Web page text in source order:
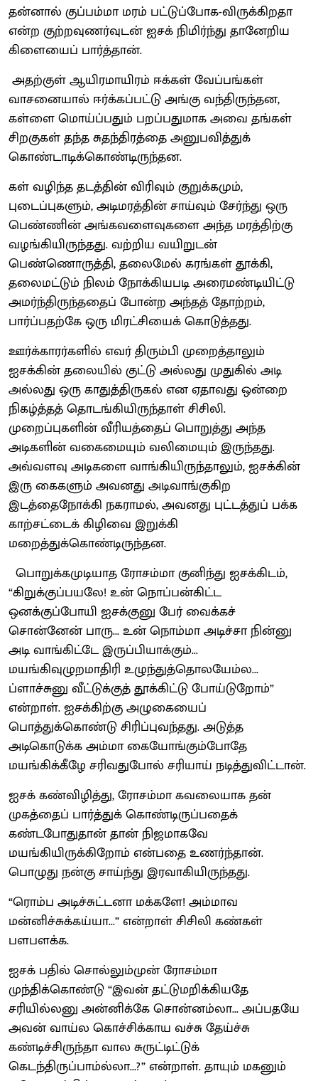
தன்னால் குப்பம்மா மரம் பட்டுப்போக-விருக்கிறதா
என்ற குற்றவுணர்வுடன் ஐசக் நிமிர்ந்து தானேறிய
கிளையைப் பார்த்தான்.
அதற்குள் ஆயிரமாயிரம் ஈக்கள் வேப்பங்கள்
வாசனையால் ஈர்க்கப்பட்டு அங்கு வந்திருந்தன,
கள்ளை மொய்ப்பதும் பறப்பதுமாக அவை தங்கள்
சிறகுகள் தந்த சுதந்திரத்தை அனுபவித்துக்
கொண்டாடிக்கொண்டிருந்தன.
கள் வழிந்த தடத்தின் விரிவும் குறுக்கமும்,
புடைப்புகளும், அடிமரத்தின் சாய்வும் சேர்ந்து ஒரு
பெண்ணின் அங்கவளைவுகளை அந்த மரத்திற்கு
வழங்கியிருந்தது. வற்றிய வயிறுடன்
பெண்ணொருத்தி, தலைமேல் கரங்கள் தூக்கி,
தலைமட்டும் நிலம் நோக்கியபடி அரைமண்டியிட்டு
அமர்ந்திருந்ததைப் போன்ற அந்தத் தோற்றம்,
பார்ப்பதற்கே ஒரு மிரட்சியைக் கொடுத்தது.
ஊர்க்காரர்களில் எவர் திரும்பி முறைத்தாலும்
ஐசக்கின் தலையில் குட்டு அல்லது முதுகில் அடி
அல்லது ஒரு காதுத்திருகல் என ஏதாவது ஒன்றை
நிகழ்த்தத் தொடங்கியிருந்தாள் சிசிலி.
முறைப்புகளின் வீரியத்தைப் பொறுத்து அந்த
அடிகளின் வகைமையும் வலிமையும் இருந்தது.
அவ்வளவு அடிகளை வாங்கியிருந்தாலும், ஐசக்கின்
இரு கைகளும் அவனது அடிவாங்குகிற
இடத்தைநோக்கி நகராமல், அவனது புட்டத்துப் பக்க
காற்சட்டைக் கிழிவை இறுக்கி
மறைத்துக்கொண்டிருந்தன.
பொறுக்கமுடியாத ரோசம்மா குனிந்து ஐசக்கிடம்,
“கிறுக்குப்பயலே! உன் நொப்பன்கிட்ட
ஒனக்குப்போயி ஐசக்குனு பேர் வைக்கச்
சொன்னேன் பாரு... உன் நொம்மா அடிச்சா நின்னு
அடி வாங்கிட்டே இருப்பியாக்கும்...
மயங்கிவுழுறமாதிரி உழுந்துத்தொலயேம்ல...
ப்ளாச்சுனு வீட்டுக்குத் தூக்கிட்டு போய்டுறோம்”
என்றாள். ஐசக்கிற்கு அழுகையைப்
பொத்துக்கொண்டு சிரிப்புவந்தது. அடுத்த
அடிகொடுக்க அம்மா கையோங்கும்போதே
மயங்கிக்கீழே சரிவதுபோல் சரியாய் நடித்துவிட்டான்.
ஐசக் கண்விழித்து, ரோசம்மா கவலையாக தன்
முகத்தைப் பார்த்துக் கொண்டிருப்பதைக்
கண்டபோதுதான் தான் நிஜமாகவே
மயங்கியிருக்கிறோம் என்பதை உணர்ந்தான்.
பொழுது நன்கு சாய்ந்து இரவாகியிருந்தது.
“ரொம்ப அடிச்சுட்டனா மக்களே! அம்மாவ
மன்னிச்சுக்கய்யா...” என்றாள் சிசிலி கண்கள்
பளபளக்க.
ஐசக் பதில் சொல்லும்முன் ரோசம்மா
முந்திக்கொண்டு “இவன் தட்டுமறிக்கியதே
சரியில்லனு அன்னிக்கே சொன்னம்லா... அப்பதயே
அவன் வாய்ல கொச்சிக்காய வச்சு தேய்ச்சு
கண்டிச்சிருந்தா வால சுருட்டிட்டுக்
கெடந்திருப்பாம்ல்லா...?” என்றாள். தாயும் மகனும்